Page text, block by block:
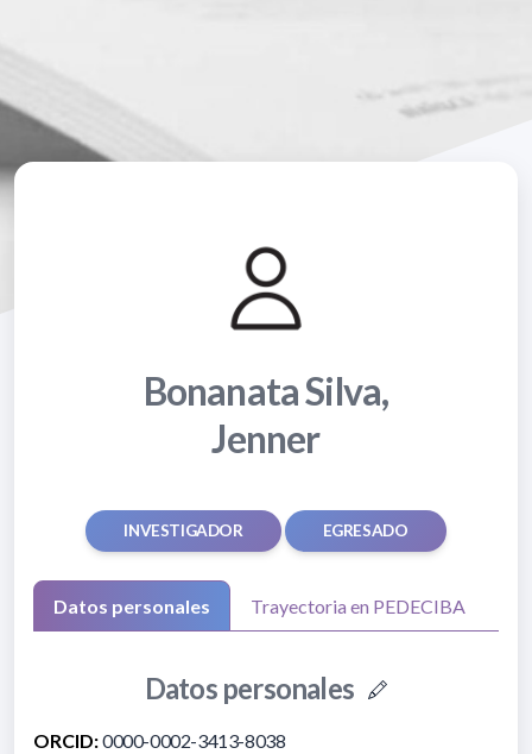
Bonanata Silva,
Jenner
INVESTIGADOR EGRESADO
Datos personales Trayectoria en PEDECIBA
Datos personales
ORCID:0000-0002-3413-8038